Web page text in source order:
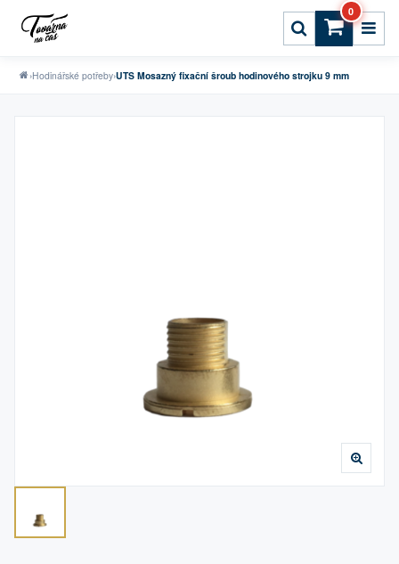
0
›Hodinářské potřeby›UTS Mosazný fixační šroub hodinového strojku 9 mm